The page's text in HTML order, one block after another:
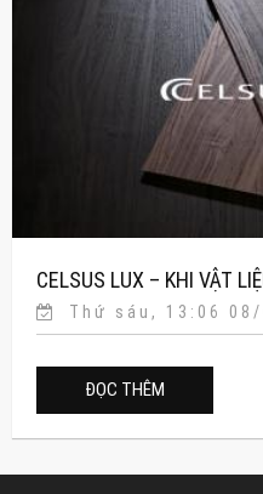
CELSUS LUX – KHI VẬT
CỦA THIẾT KẾ CAO CẤP
Thứ sáu, 13:06
ĐỌC THÊM